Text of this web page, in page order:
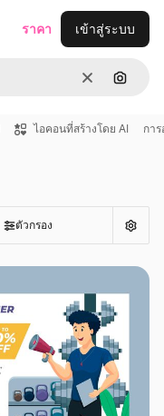
ชัดเจนค้นหา
ราคา เข้าสู่ระบบ
ไอคอนที่สร้างโดย AI กา
ตัวกรอง